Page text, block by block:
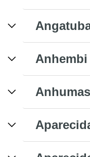
Anhembi
Anhumas